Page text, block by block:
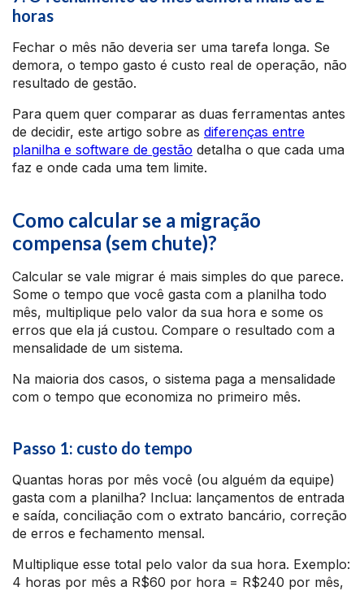
horas
Fechar o mês não deveria ser uma tarefa longa. Se
demora, o tempo gasto é custo real de operação, não
resultado de gestão.
Para quem quer comparar as duas ferramentas antes
de decidir, este artigo sobre as diferenças entre
planilha e software de gestão detalha o que cada uma
faz e onde cada uma tem limite.
Como calcular se a migração
compensa (sem chute)?
Calcular se vale migrar é mais simples do que parece.
Some o tempo que você gasta com a planilha todo
mês, multiplique pelo valor da sua hora e some os
erros que ela já custou. Compare o resultado com a
mensalidade de um sistema.
Na maioria dos casos, o sistema paga a mensalidade
com o tempo que economiza no primeiro mês.
Passo 1: custo do tempo
Quantas horas por mês você (ou alguém da equipe)
gasta com a planilha? Inclua: lançamentos de entrada
e saída, conciliação com o extrato bancário, correção
de erros e fechamento mensal.
Multiplique esse total pelo valor da sua hora. Exemplo:
4 horas por mês a R$60 por hora = R$240 por mês,